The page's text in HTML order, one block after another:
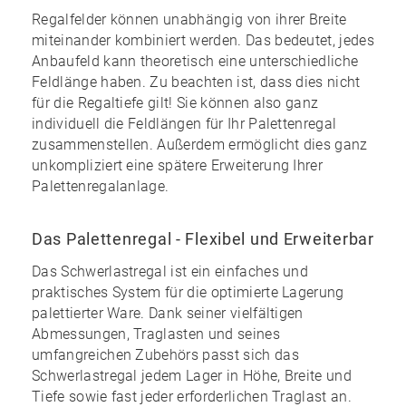
Regalfelder können unabhängig von ihrer Breite
miteinander kombiniert werden. Das bedeutet, jedes
Anbaufeld kann theoretisch eine unterschiedliche
Feldlänge haben. Zu beachten ist, dass dies nicht
für die Regaltiefe gilt! Sie können also ganz
individuell die Feldlängen für Ihr Palettenregal
zusammenstellen. Außerdem ermöglicht dies ganz
unkompliziert eine spätere Erweiterung Ihrer
Palettenregalanlage.
Das Palettenregal - Flexibel und Erweiterbar
Das Schwerlastregal ist ein einfaches und
praktisches System für die optimierte Lagerung
palettierter Ware. Dank seiner vielfältigen
Abmessungen, Traglasten und seines
umfangreichen Zubehörs passt sich das
Schwerlastregal jedem Lager in Höhe, Breite und
Tiefe sowie fast jeder erforderlichen Traglast an.